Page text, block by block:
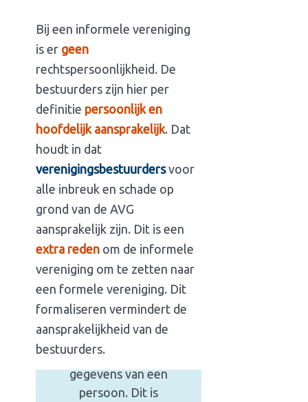
Bij een informele vereniging
is er geen
rechtspersoonlijkheid. De
bestuurders zijn hier per
definitie persoonlijk en
hoofdelijk aansprakelijk. Dat
houdt in dat
verenigingsbestuurdersvoor
alle inbreuk en schade op
grond van de AVG
aansprakelijk zijn. Dit is een
extra reden om de informele
vereniging om te zetten naar
een formele vereniging. Dit
formaliseren vermindert de
aansprakelijkheid van de
bestuurders.
Brief aan
verzoeker
inzage
AVG
gegevens
Je ontvangt een
verzoek tot
inzagein de
opgeslagen
gegevens van een
persoon. Dit is